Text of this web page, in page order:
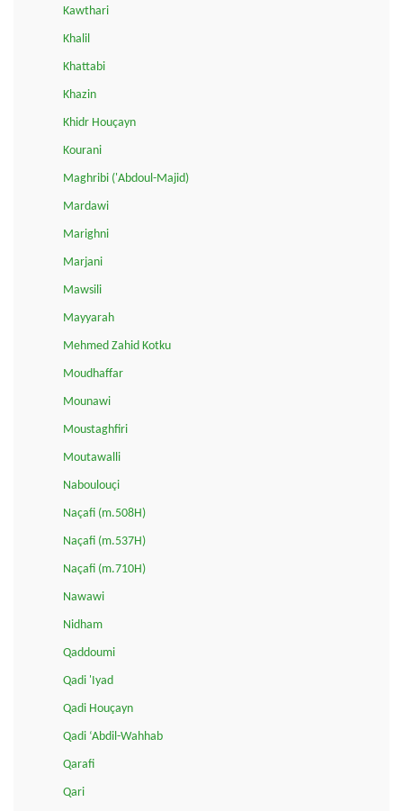
Kawthari
Khalil
Khattabi
Khazin
Khidr Houçayn
Kourani
Maghribi ('Abdoul-Majid)
Mardawi
Marighni
Marjani
Mawsili
Mayyarah
Mehmed Zahid Kotku
Moudhaffar
Mounawi
Moustaghfiri
Moutawalli
Naboulouçi
Naçafi (m.508H)
Naçafi (m.537H)
Naçafi (m.710H)
Nawawi
Nidham
Qaddoumi
Qadi 'Iyad
Qadi Houçayn
Qadi ‘Abdil-Wahhab
Qarafi
Qari